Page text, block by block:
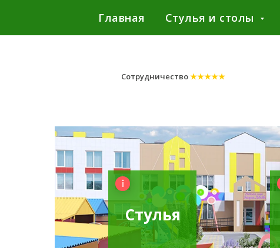
Главная Стулья и столы
Сотрудничество★★★★★
Стулья